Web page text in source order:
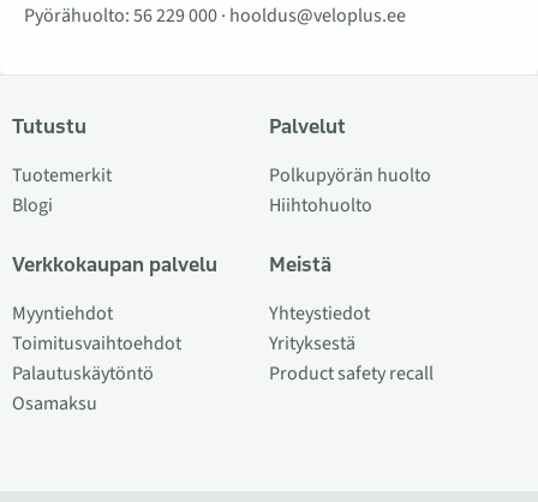
Pyörähuolto:56 229 000· hooldus@veloplus.ee
Tutustu
Tuotemerkit
Blogi
Verkkokaupan palvelu
Myyntiehdot
Toimitusvaihtoehdot
Palautuskäytöntö
Osamaksu
Palvelut
Polkupyörän huolto
Hiihtohuolto
Meistä
Yhteystiedot
Yrityksestä
Product safety recall